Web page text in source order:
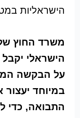
הישראליות
משרד החוץ
הישראלי
על הבקשה
במיוחד
התבואה, כדי